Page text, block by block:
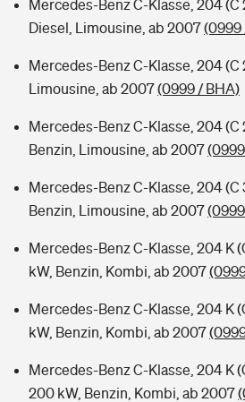
Mercedes-Benz C-Klasse, 204 (C
Diesel, Limousine, ab 2007(0999
Mercedes-Benz C-Klasse, 204 (C
Limousine, ab 2007(0999 / BHA)
Mercedes-Benz C-Klasse, 204 (C
Benzin, Limousine, ab 2007
Mercedes-Benz C-Klasse, 204 (C
Benzin, Limousine, ab 2007
Mercedes-Benz C-Klasse, 204 K
kW, Benzin, Kombi, ab 2007
Mercedes-Benz C-Klasse, 204 K
kW, Benzin, Kombi, ab 2007
Mercedes-Benz C-Klasse, 204 K
200 kW, Benzin, Kombi, ab 2007